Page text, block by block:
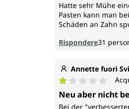
Hatte sehr Mühe
Pasten kann man
Schäden an Zahn
Rispondere31
Annette fuori
Valutazione media
Neu aber nicht
Bei der